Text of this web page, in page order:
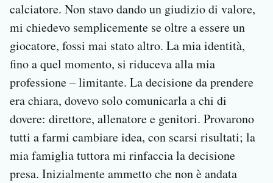
calciatore. Non stavo dando un giudizio di valore,
mi chiedevo semplicemente se oltre a essere un
giocatore, fossi mai stato altro. La mia identità,
fino a quel momento, si riduceva alla mia
professione – limitante. La decisione da prendere
era chiara, dovevo solo comunicarla a chi di
dovere: direttore, allenatore e genitori. Provarono
tutti a farmi cambiare idea, con scarsi risultati; la
mia famiglia tuttora mi rinfaccia la decisione
presa. Inizialmente ammetto che non è andata